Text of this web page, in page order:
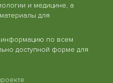
и медицине, а
для
информацию по всем
доступной форме для